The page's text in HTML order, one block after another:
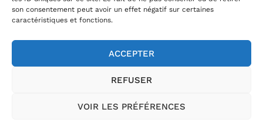
son consentement peut avoir un effet négatif sur certaines
caractéristiques et fonctions.
ACCEPTER
REFUSER
VOIR LES PRÉFÉRENCES
par mailinfo@theatrelepassage.fr
02.35.29.22.81
du mardi au vendredi de 13h30 à 18h et le
Théâtre Le Passage, 54 rue Jules Ferry, 76400 Fécamp